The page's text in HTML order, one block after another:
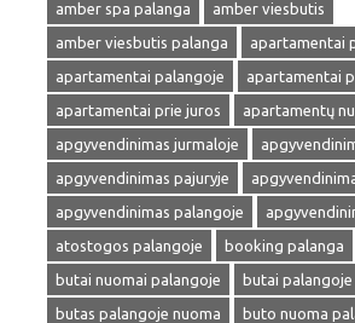
amber spa palanga
amber viesbutis
amber viesbutis palanga
apartamentai
apartamentai palangoje
apartamentai
apartamentai prie juros
apartamentų
apgyvendinimas jurmaloje
apgyvendinimas pajuryje
apgyvendinimas palangoje
atostogos palangoje
booking palanga
butai nuomai palangoje
butai palangoje
butas palangoje nuoma
buto nuoma